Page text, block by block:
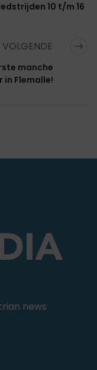
10 t/m 16
VOLGENDE
manche
Flemalle!
news